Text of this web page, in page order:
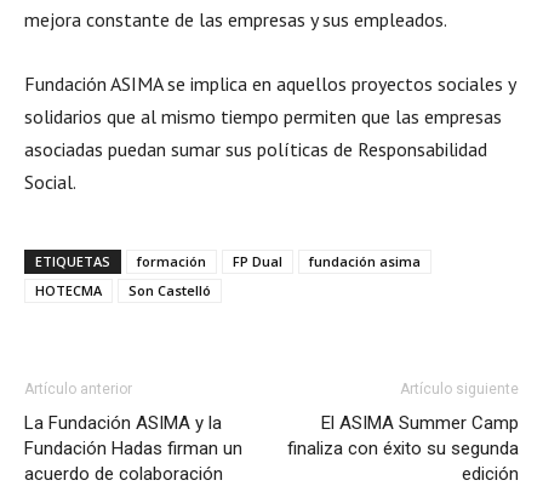
mejora constante de las empresas y sus empleados.
Fundación ASIMA se implica en aquellos proyectos sociales y
solidarios que al mismo tiempo permiten que las empresas
asociadas puedan sumar sus políticas de Responsabilidad
Social.
ETIQUETAS formación FP Dual
fundación asima
HOTECMA
Son Castelló
Artículo anterior
La Fundación ASIMA y la
Fundación Hadas firman un
acuerdo de colaboración
Artículo siguiente
El ASIMA Summer Camp
finaliza con éxito su segunda
edición